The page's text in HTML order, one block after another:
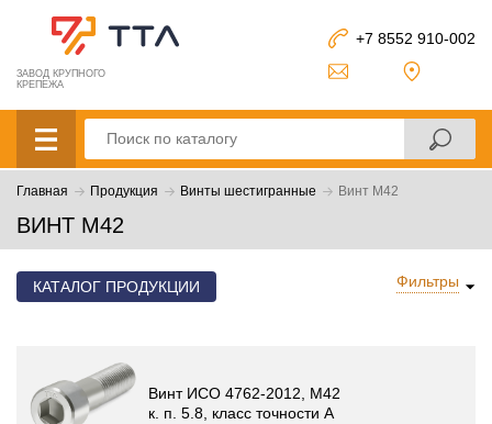
ЗАВОД КРУПНОГО
КРЕПЕЖА
+7 8552 910-002
Главная Продукция Винты шестигранные Винт M42
ВИНТ M42
КАТАЛОГ ПРОДУКЦИИ Фильтры
Винт ИСО 4762-2012, М42
к. п. 5.8, класс точности A